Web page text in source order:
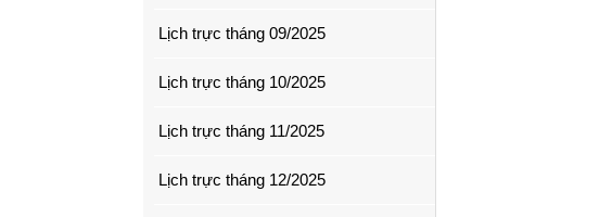
Lịch trực tháng 09/2025
Lịch trực tháng 10/2025
Lịch trực tháng 11/2025
Lịch trực tháng 12/2025